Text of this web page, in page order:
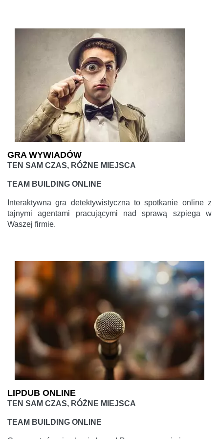
GRA WYWIADÓW
TEN SAM CZAS, RÓŻNE MIEJSCA
TEAM BUILDING ONLINE
Interaktywna gra detektywistyczna to spotkanie online z
tajnymi agentami pracującymi nad sprawą szpiega w
Waszej firmie.
LIPDUB ONLINE
TEN SAM CZAS, RÓŻNE MIEJSCA
TEAM BUILDING ONLINE